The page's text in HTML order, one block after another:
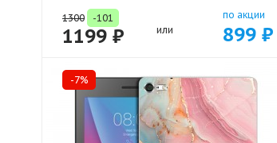
1300 -101
1199 ₽ или
по акции
899 ₽
-7%